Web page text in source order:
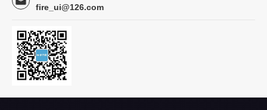
fire_ui@126.com